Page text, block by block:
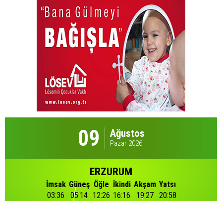
09 Ağustos
Pazar 2026
ERZURUM
İmsak
03:36
Güneş
05:14
Öğle
12:26
İkindi
16:16
Akşam
19:27
Yatsı
20:58